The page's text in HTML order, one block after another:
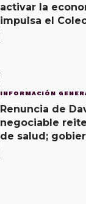
activar la
impulsa el
INFORMACIÓN
Renuncia de
negociable
de salud;